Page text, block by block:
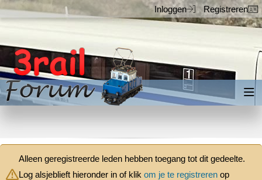
Inloggen
Registreren
Inloggen
Registreren
Alleen geregistreerde leden hebben toegang tot dit gedeelte.
Log alsjeblieft hieronder in of klik om je te registreren op